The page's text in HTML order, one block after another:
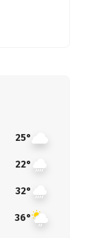
25°
22°
32°
36°